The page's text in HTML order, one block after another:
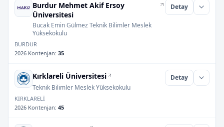
Burdur Mehmet Akif Ersoy
Üniversitesi
Bucak Emin Gülmez Teknik Bilimler Meslek
Yüksekokulu
Detay
BURDUR
2026 Kontenjan: 35
Kırklareli Üniversitesi
Teknik Bilimler Meslek Yüksekokulu
Detay
KIRKLARELİ
2026 Kontenjan: 45